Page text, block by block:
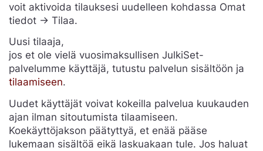
voit aktivoida tilauksesi uudelleen kohdassa Omat
tiedot -> Tilaa.
Uusi tilaaja,
jos et ole vielä vuosimaksullisen JulkiSet-
palvelumme käyttäjä, tutustu palvelun sisältöön ja
tilaamiseen.
Uudet käyttäjät voivat kokeilla palvelua kuukauden
ajan ilman sitoutumista tilaamiseen.
Koekäyttöjakson päätyttyä, et enää pääse
lukemaan sisältöä eikä laskuakaan tule. Jos haluat